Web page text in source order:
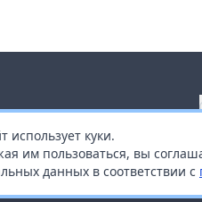
использует куки.
им пользоваться, вы
данных в соответствии с
и дистрибьюторам